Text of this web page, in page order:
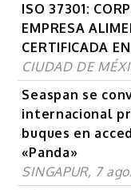
ISO 37301:
EMPRESA
CERTIFICADA
CIUDAD DE
Seaspan se
internacional
buques en
«Panda»
SINGAPUR, 7